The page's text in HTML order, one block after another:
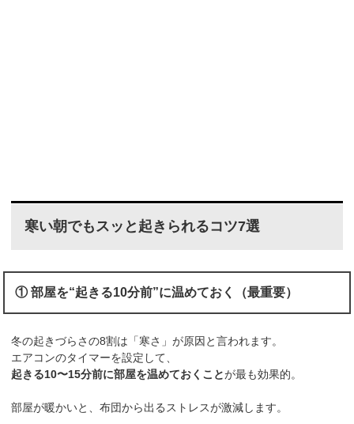
寒い朝でもスッと起きられるコツ7選
① 部屋を“起きる10分前”に温めておく（最重要）
冬の起きづらさの8割は「寒さ」が原因と言われます。
エアコンのタイマーを設定して、
起きる10〜15分前に部屋を温めておくことが最も効果的。
部屋が暖かいと、布団から出るストレスが激減します。